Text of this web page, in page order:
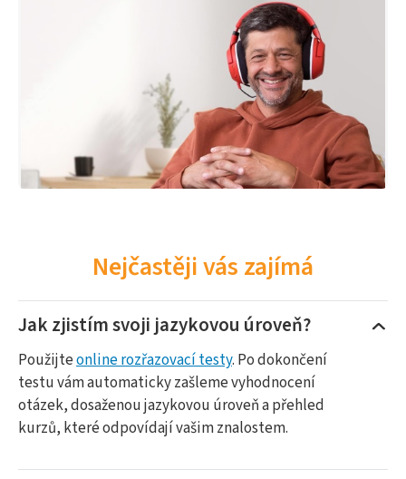
Nejčastěji vás zajímá
Jak zjistím svoji jazykovou úroveň?
Použijteonline rozřazovací testy. Po dokončení
testu vám automaticky zašleme vyhodnocení
otázek, dosaženou jazykovou úroveň a přehled
kurzů, které odpovídají vašim znalostem.